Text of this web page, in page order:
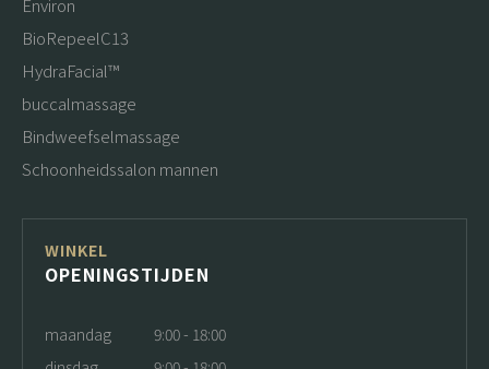
Environ
BioRepeelC13
HydraFacial™
buccalmassage
Bindweefselmassage
Schoonheidssalon mannen
WINKEL
OPENINGSTIJDEN
maandag
9:00 - 18:00